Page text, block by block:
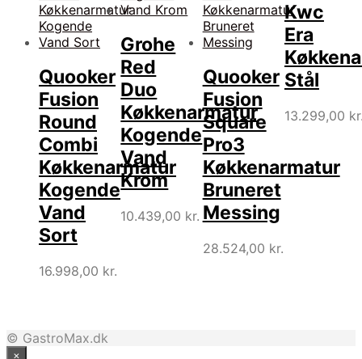
Quooker
Fusion
Round
Combi
Køkkenarmatur
Kogende
Vand
Sort
16.998,00 kr.
Grohe
Red
Duo
Køkkenarmatur
Kogende
Vand
Krom
10.439,00 kr.
Quooker
Fusion
Square
Pro3
Køkkenarmatur
Bruneret
Messing
28.524,00 kr.
Kwc
Era
Stål
13.299,00
© GastroMax.dk
×